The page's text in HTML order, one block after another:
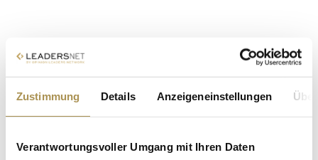
Zustimmung Details Anzeigeneinstellungen
Verantwortungsvoller Umgang mit Ihren Daten